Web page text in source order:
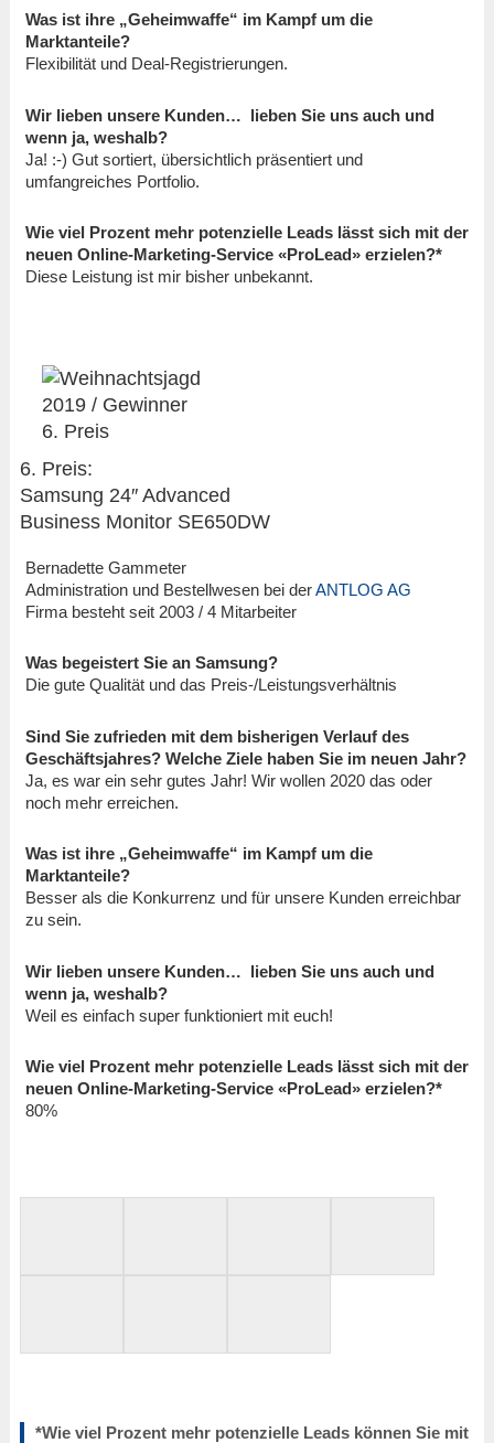
Was ist ihre „Geheimwaffe“ im Kampf um die
Marktanteile?
Flexibilität und Deal-Registrierungen.
Wir lieben unsere Kunden… lieben Sie uns auch und
wenn ja, weshalb?
Ja! :-) Gut sortiert, übersichtlich präsentiert und
umfangreiches Portfolio.
Wie viel Prozent mehr potenzielle Leads lässt sich mit der
neuen Online-Marketing-Service «ProLead» erzielen?*
Diese Leistung ist mir bisher unbekannt.
6. Preis:
Samsung 24″ Advanced
Business Monitor SE650DW
Bernadette Gammeter
Administration und Bestellwesen bei derANTLOG AG
Firma besteht seit 2003 / 4 Mitarbeiter
Was begeistert Sie an Samsung?
Die gute Qualität und das Preis-/Leistungsverhältnis
Sind Sie zufrieden mit dem bisherigen Verlauf des
Geschäftsjahres? Welche Ziele haben Sie im neuen Jahr?
Ja, es war ein sehr gutes Jahr! Wir wollen 2020 das oder
noch mehr erreichen.
Was ist ihre „Geheimwaffe“ im Kampf um die
Marktanteile?
Besser als die Konkurrenz und für unsere Kunden erreichbar
zu sein.
Wir lieben unsere Kunden… lieben Sie uns auch und
wenn ja, weshalb?
Weil es einfach super funktioniert mit euch!
Wie viel Prozent mehr potenzielle Leads lässt sich mit der
neuen Online-Marketing-Service «ProLead» erzielen?*
80%
*Wie viel Prozent mehr potenzielle Leads können Sie mit